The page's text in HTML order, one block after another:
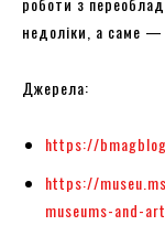
недоліки, а саме —
Джерела:
https://
https://
museums-and-